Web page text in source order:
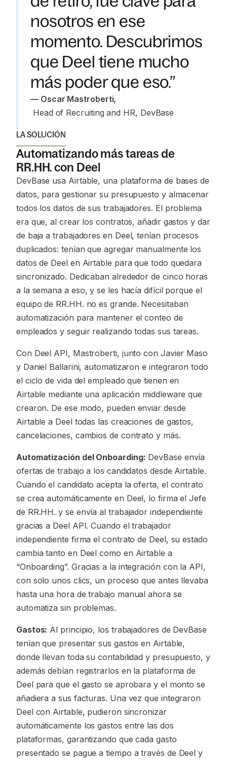
nosotros en ese
momento. Descubrimos
que Deel tiene mucho
más poder que eso.”
— Oscar Mastroberti,
Head of Recruiting and HR, DevBase
LA SOLUCIÓN
Automatizando más tareas de
RR.HH. con Deel
DevBase usa Airtable, una plataforma de bases de
datos, para gestionar su presupuesto y almacenar
todos los datos de sus trabajadores. El problema
era que, al crear los contratos, añadir gastos y dar
de baja a trabajadores en Deel, tenían procesos
duplicados: tenían que agregar manualmente los
datos de Deel en Airtable para que todo quedara
sincronizado. Dedicaban alrededor de cinco horas
a la semana a eso, y se les hacía difícil porque el
equipo de RR.HH. no es grande. Necesitaban
automatización para mantener el conteo de
empleados y seguir realizando todas sus tareas.
Con Deel API, Mastroberti, junto con Javier Maso
y Daniel Ballarini, automatizaron e integraron todo
el ciclo de vida del empleado que tienen en
Airtable mediante una aplicación middleware que
crearon. De ese modo, pueden enviar desde
Airtable a Deel todas las creaciones de gastos,
cancelaciones, cambios de contrato y más.
Automatización del Onboarding: DevBase envía
ofertas de trabajo a los candidatos desde Airtable.
Cuando el candidato acepta la oferta, el contrato
se crea automáticamente en Deel, lo firma el Jefe
de RR.HH. y se envía al trabajador independiente
gracias a Deel API. Cuando el trabajador
independiente firma el contrato de Deel, su estado
cambia tanto en Deel como en Airtable a
“Onboarding”. Gracias a la integración con la API,
con solo unos clics, un proceso que antes llevaba
hasta una hora de trabajo manual ahora se
automatiza sin problemas.
Gastos: Al principio, los trabajadores de DevBase
tenían que presentar sus gastos en Airtable,
donde llevan toda su contabilidad y presupuesto, y
además debían registrarlos en la plataforma de
Deel para que el gasto se aprobara y el monto se
añadiera a sus facturas. Una vez que integraron
Deel con Airtable, pudieron sincronizar
automáticamente los gastos entre las dos
plataformas, garantizando que cada gasto
presentado se pague a tiempo a través de Deel y